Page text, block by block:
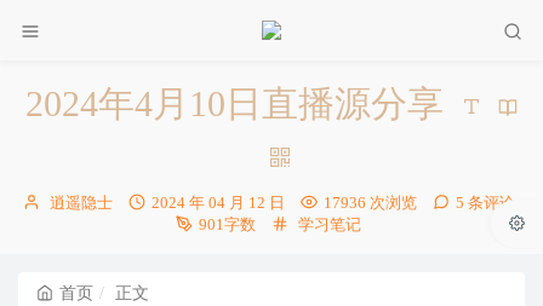
2024年4月10日直播源分享
博
逍遥隐士
发
2024 年 04 月 12 日 17936 次浏览
5 条评论
901字数
分
学习笔记
首页 正文